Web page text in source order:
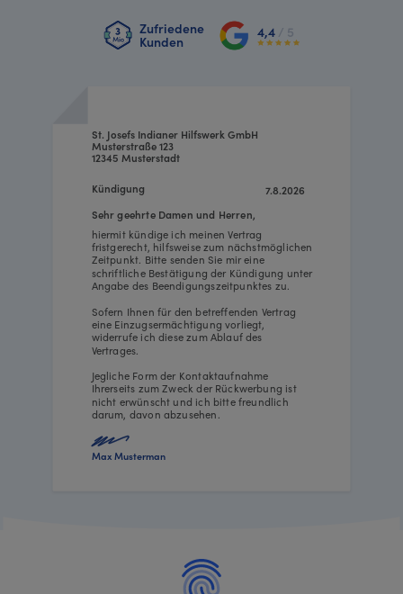
Zufriedene
Kunden
4,4 / 5
7.8.2026
St. Josefs Indianer Hilfswerk GmbH
Musterstraße 123
12345 Musterstadt
hiermit kündige ich meinen Vertrag
fristgerecht, hilfsweise zum nächstmöglichen
Zeitpunkt. Bitte senden Sie mir eine
schriftliche Bestätigung der Kündigung unter
Angabe des Beendigungszeitpunktes zu.
Sofern Ihnen für den betreffenden Vertrag
eine Einzugsermächtigung vorliegt,
widerrufe ich diese zum Ablauf des
Vertrages.
Jegliche Form der Kontaktaufnahme
Ihrerseits zum Zweck der Rückwerbung ist
nicht erwünscht und ich bitte freundlich
darum, davon abzusehen.
Sehr geehrte Damen und Herren,
Kündigung
Max Musterman